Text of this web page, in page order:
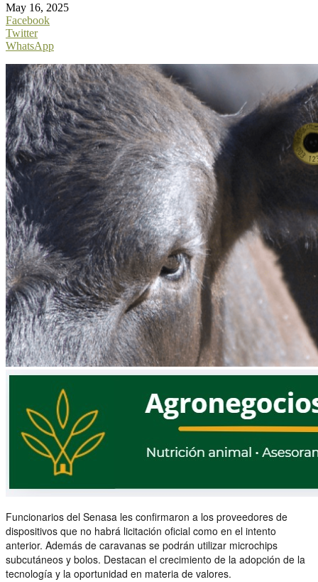
May 16, 2025
Facebook
Twitter
WhatsApp
Funcionarios del Senasa les confirmaron a los proveedores de
dispositivos que no habrá licitación oficial como en el intento
anterior. Además de caravanas se podrán utilizar microchips
subcutáneos y bolos. Destacan el crecimiento de la adopción de la
tecnología y la oportunidad en materia de valores.